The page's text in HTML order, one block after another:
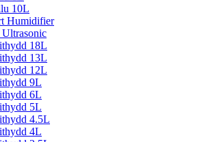
10L
Humidifier
18L
13L
12L
9L
6L
5L
4.5L
4L